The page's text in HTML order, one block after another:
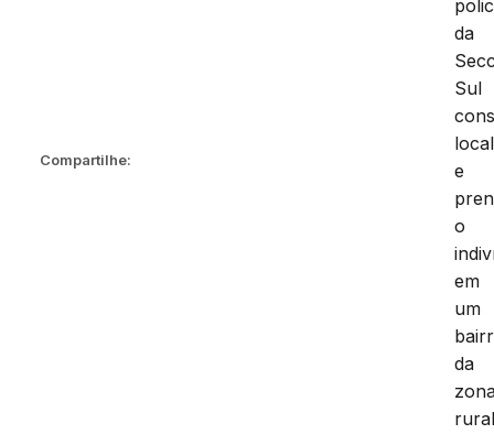
Compartilhe:
da
Sul
e
o
em
um
da